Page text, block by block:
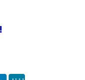
LinkedIn